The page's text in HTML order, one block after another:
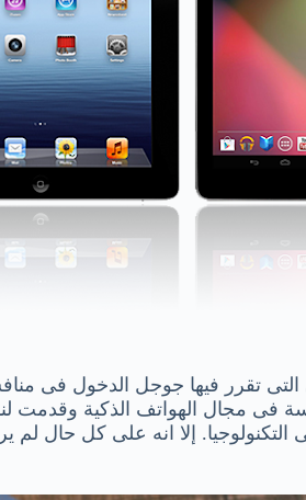
التكنولوجيا. إلا انه على كل حال لم